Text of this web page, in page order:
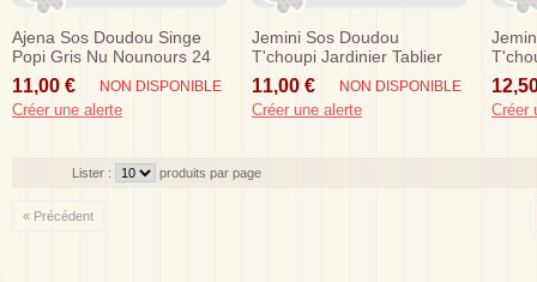
Ajena Sos Doudou Singe
Popi Gris Nu Nounours 24
Cm
11,00 € NON DISPONIBLE
Créer une alerte
Jemini Sos Doudou
T'choupi Jardinier Tablier
Vert
11,00 € NON DISPONIBLE
Créer une alerte
Raye
Créer
Lister : produits par page
« Précédent